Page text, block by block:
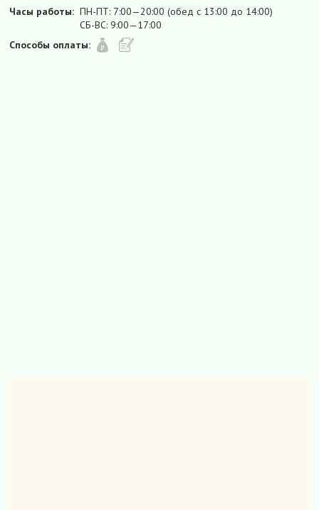
Часы работы: ПН-ПТ: 7:00—20:00 (обед с 13:00 до 14:00)
СБ-ВС: 9:00—17:00
Способы оплаты: